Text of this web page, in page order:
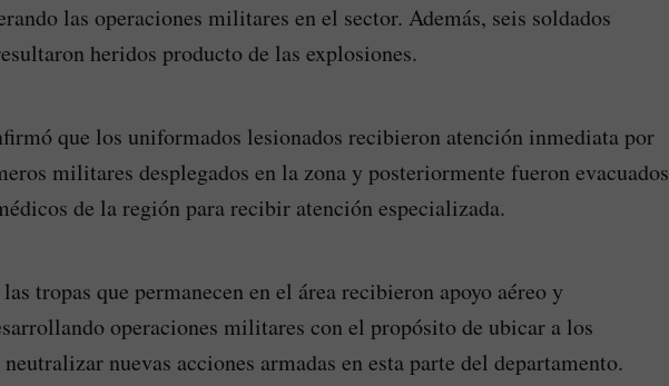
las operaciones militares en el sector. Además, seis soldados
heridos producto de las explosiones.
que los uniformados lesionados recibieron atención inmediata por
militares desplegados en la zona y posteriormente fueron evacuados
de la región para recibir atención especializada.
tropas que permanecen en el área recibieron apoyo aéreo y
operaciones militares con el propósito de ubicar a los
nuevas acciones armadas en esta parte del departamento.